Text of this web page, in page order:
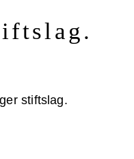
stiftslag.